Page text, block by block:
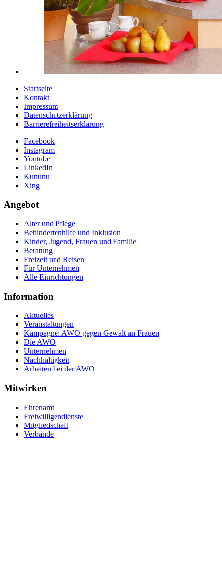
Startseite
Kontakt
Impressum
Datenschutzerklärung
Barrierefreiheitserklärung
Facebook
Instagram
Youtube
LinkedIn
Kununu
Xing
Angebot
Alter und Pflege
Behindertenhilfe und Inklusion
Kinder, Jugend, Frauen und Familie
Beratung
Freizeit und Reisen
Für Unternehmen
Alle Einrichtungen
Information
Aktuelles
Veranstaltungen
Kampagne: AWO gegen Gewalt an Frauen
Die AWO
Unternehmen
Nachhaltigkeit
Arbeiten bei der AWO
Mitwirken
Ehrenamt
Freiwilligendienste
Mitgliedschaft
Verbände